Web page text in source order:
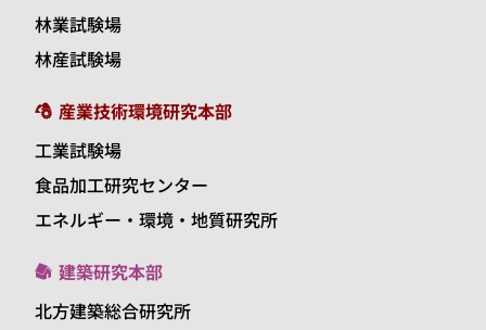
林業試験場
林産試験場
産業技術環境研究本部
工業試験場
食品加工研究センター
エネルギー・環境・地質研究所
建築研究本部
北方建築総合研究所